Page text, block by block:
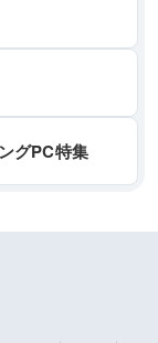
グPC特集